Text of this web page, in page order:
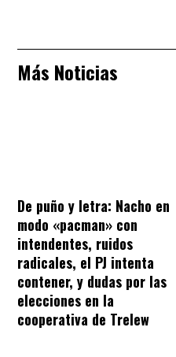
Más Noticias
De puño y letra: Nacho en
modo «pacman» con
intendentes, ruidos
radicales, el PJ intenta
contener, y dudas por las
elecciones en la
cooperativa de Trelew